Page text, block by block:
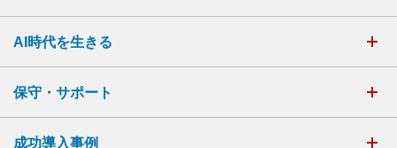
AI時代を生きる
保守・サポート
成功導入事例